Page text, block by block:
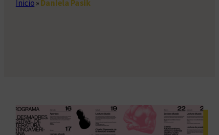
Inicio»Daniela Pasik